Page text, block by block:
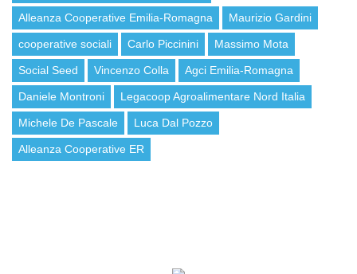
Alleanza Cooperative Emilia-Romagna Maurizio Gardini
cooperative sociali Carlo Piccinini Massimo Mota
Social Seed Vincenzo Colla Agci Emilia-Romagna
Daniele Montroni Legacoop Agroalimentare Nord Italia
Michele De Pascale Luca Dal Pozzo
Alleanza Cooperative ER